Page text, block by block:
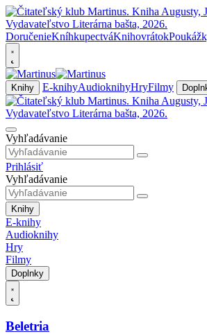
DoručenieKníhkupectváKnihovrátok
Knihy E-knihyAudioknihyHryFilmy
Vyhľadávanie
Prihlásiť
Vyhľadávanie
Knihy
E-knihy
Audioknihy
Hry
Filmy
Doplnky
Beletria